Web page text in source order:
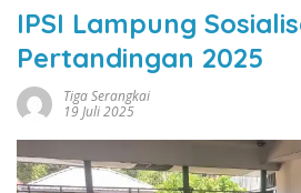
IPSI Lampung
Pertandingan 2025
Tiga Serangkai
19 Juli 2025